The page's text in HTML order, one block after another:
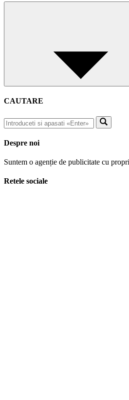
CAUTARE
Despre noi
Suntem o agenție de publicitate cu
Retele sociale